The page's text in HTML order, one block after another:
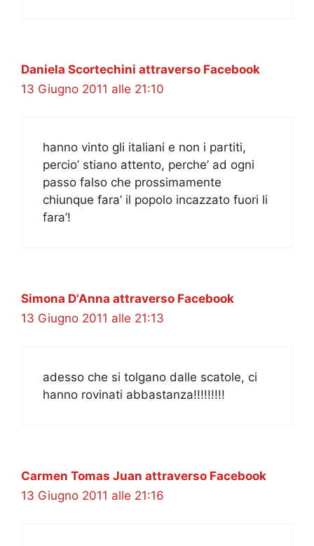
Daniela Scortechini attraverso Facebook
13 Giugno 2011 alle 21:10
hanno vinto gli italiani e non i partiti,
percio’ stiano attento, perche’ ad ogni
passo falso che prossimamente
chiunque fara’ il popolo incazzato fuori li
fara’!
Simona D'Anna attraverso Facebook
13 Giugno 2011 alle 21:13
adesso che si tolgano dalle scatole, ci
hanno rovinati abbastanza!!!!!!!!!
Carmen Tomas Juan attraverso Facebook
13 Giugno 2011 alle 21:16